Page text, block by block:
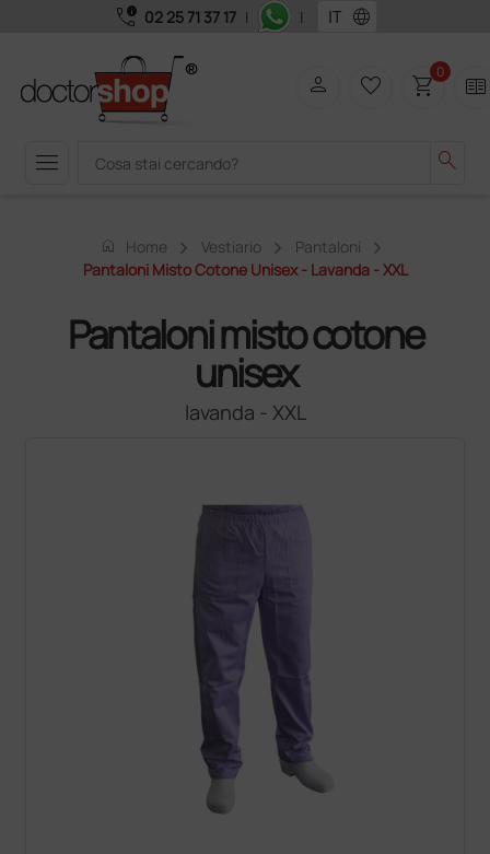
call_quality 02 25 71 37 17 | | language
menu search
person favorite_border shopping_cart0 two_pager
home Home Vestiario
Pantaloni
Pantaloni Misto Cotone Unisex - Lavanda - XXL
Pantaloni misto cotone
unisex
lavanda - XXL